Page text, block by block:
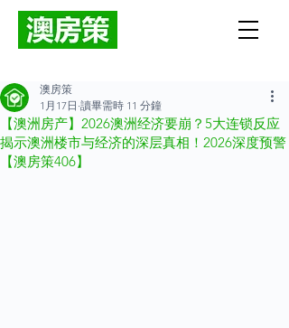
【澳洲房产】2026澳洲经济要崩？5大连锁反应
揭示澳洲楼市与经济的深层真相！2026深度预警
【澳房策406】
澳房策
1月17日 讀畢需時 11 分鐘